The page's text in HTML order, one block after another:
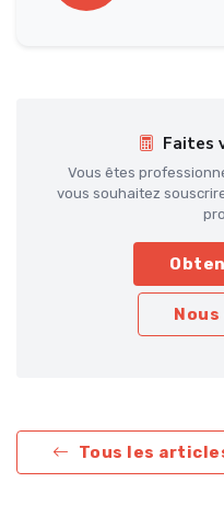
Faites
Vous êtes
vous souhaitez
Tous les